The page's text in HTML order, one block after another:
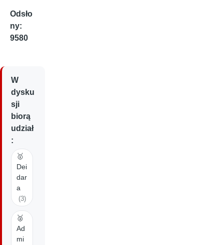
Odsło
ny:
9580
W
dysku
sji
biorą
udział
:
🥇
Dei
dar
a
(3)
🥈
Ad
mi